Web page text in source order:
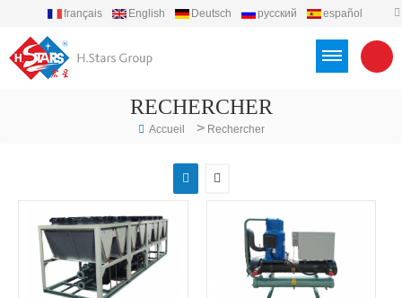
français English Deutsch русский
español
RECHERCHER
Accueil > Rechercher